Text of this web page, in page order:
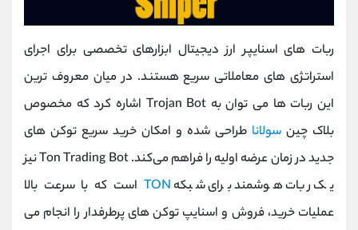
ربات‌ های اسنایپر ارز دیجیتال ابزارهای تخصصی برای اجرای
استراتژی‌ های معاملاتی سریع هستند. در میان معروف ‌ترین
این ربات‌ ها می ‌توان به Trojan Bot اشاره کرد که مخصوص
بلاک چین سولانا طراحی شده و امکان خرید سریع توکن ‌های
جدید در زمان عرضه اولیه را فراهم می‌کند. Ton Trading Bot نیز
یک ربات هوشمند برای شبکه TON است که با سرعت بالا
عملیات خرید، فروش و اسنایپ توکن ‌های پرطرفدار را انجام می